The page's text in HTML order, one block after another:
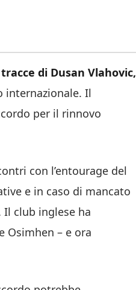
di Dusan Vlahovic,
internazionale. Il
per il rinnovo
con l’entourage del
e in caso di mancato
Il club inglese ha
Osimhen – e ora